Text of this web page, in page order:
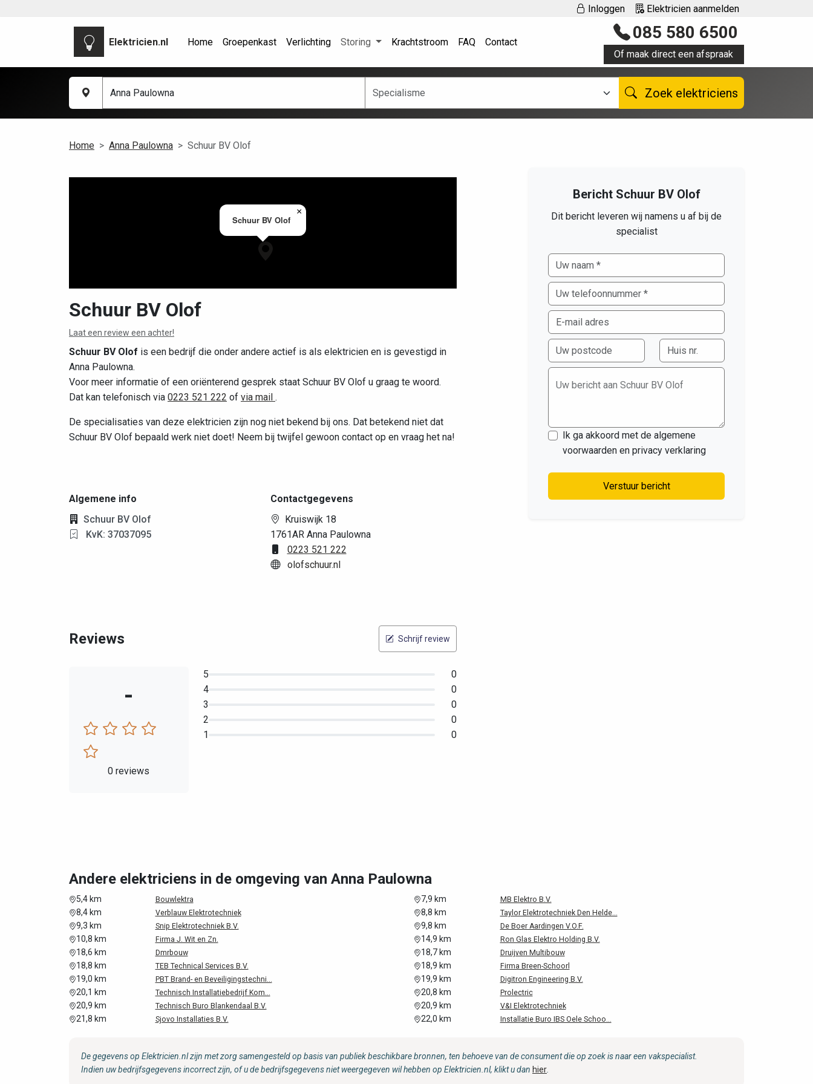
Inloggen Elektricien aanmelden
Elektricien.nl Home Groepenkast Verlichting Storing Krachtstroom FAQ Contact 085 580 6500
Of maak direct een afspraak
Zoek elektriciens
Home Anna Paulowna Schuur BV Olof
Schuur BV Olof
×
Schuur BV Olof
Laat een review een achter!
Schuur BV Olof is een bedrijf die onder andere actief is als elektricien en is gevestigd in
Anna Paulowna.
Voor meer informatie of een oriënterend gesprek staat Schuur BV Olof u graag te woord.
Dat kan telefonisch via 0223 521 222 of via mail .
De specialisaties van deze elektricien zijn nog niet bekend bij ons. Dat betekend niet dat
Schuur BV Olof bepaald werk niet doet! Neem bij twijfel gewoon contact op en vraag het na!
Algemene info
Schuur BV Olof
KvK: 37037095
Contactgegevens
Kruiswijk 18
1761AR Anna Paulowna
0223 521 222
olofschuur.nl
Reviews Schrijf review
-
0 reviews
5
0
4
0
3
0
2
0
1
0
Bericht Schuur BV Olof
Dit bericht leveren wij namens u af bij de
specialist
Uw bericht aan Schuur BV Olof
Ik ga akkoord met de algemene
voorwaarden en privacy verklaring
Verstuur bericht
Andere elektriciens in de omgeving van Anna Paulowna
5,4 km Bouwlektra 7,9 km MB Elektro B.V.
8,4 km Verblauw Elektrotechniek 8,8 km Taylor Elektrotechniek Den Helde...
9,3 km Snip Elektrotechniek B.V. 9,8 km De Boer Aardingen V.O.F.
10,8 km Firma J. Wit en Zn. 14,9 km Ron Glas Elektro Holding B.V.
18,6 km Dmrbouw 18,7 km Druijven Multibouw
18,8 km TEB Technical Services B.V. 18,9 km Firma Breen-Schoorl
19,0 km PBT Brand- en Beveiligingstechni... 19,9 km Digitron Engineering B.V.
20,1 km Technisch Installatiebedrijf Kom... 20,8 km Prolectric
20,9 km Technisch Buro Blankendaal B.V. 20,9 km V&I Elektrotechniek
21,8 km Sjovo Installaties B.V. 22,0 km Installatie Buro IBS Oele Schoo...
De gegevens op Elektricien.nl zijn met zorg samengesteld op basis van publiek beschikbare bronnen, ten behoeve van de consument die op zoek is naar een vakspecialist.
Indien uw bedrijfsgegevens incorrect zijn, of u de bedrijfsgegevens niet weergegeven wil hebben op Elektricien.nl, klikt u dan hier